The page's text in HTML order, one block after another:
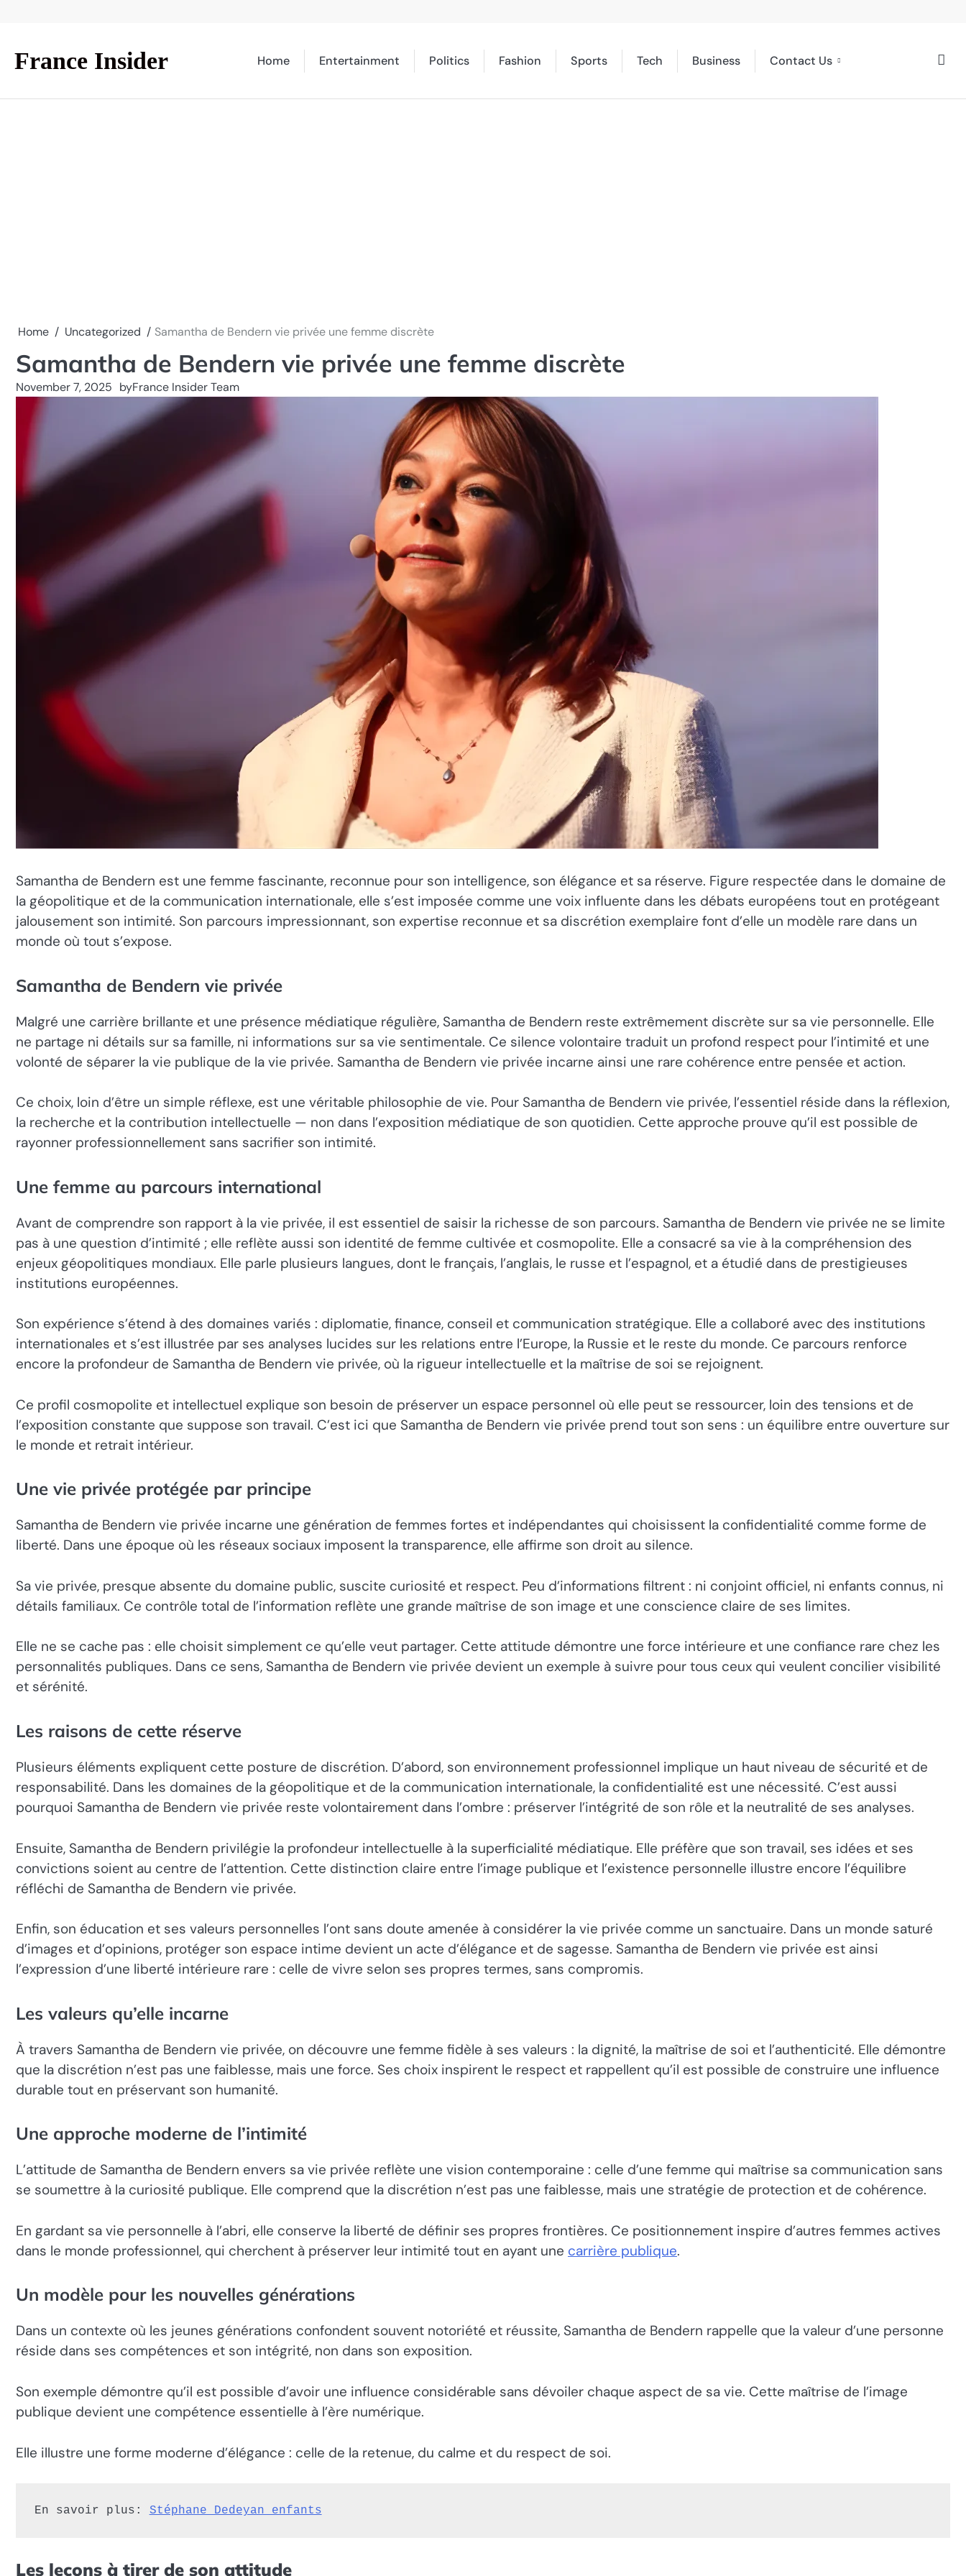
France Insider Home Entertainment Politics Fashion Sports Tech Business Contact Us
Home Uncategorized Samantha de Bendern vie privée une femme discrète
Samantha de Bendern vie privée une femme discrète
November 7, 2025 byFrance Insider Team
Samantha de Bendern est une femme fascinante, reconnue pour son intelligence, son élégance et sa réserve. Figure respectée dans le domaine de
la géopolitique et de la communication internationale, elle s’est imposée comme une voix influente dans les débats européens tout en protégeant
jalousement son intimité. Son parcours impressionnant, son expertise reconnue et sa discrétion exemplaire font d’elle un modèle rare dans un
monde où tout s’expose.
Samantha de Bendern vie privée
Malgré une carrière brillante et une présence médiatique régulière, Samantha de Bendern reste extrêmement discrète sur sa vie personnelle. Elle
ne partage ni détails sur sa famille, ni informations sur sa vie sentimentale. Ce silence volontaire traduit un profond respect pour l’intimité et une
volonté de séparer la vie publique de la vie privée. Samantha de Bendern vie privée incarne ainsi une rare cohérence entre pensée et action.
Ce choix, loin d’être un simple réflexe, est une véritable philosophie de vie. Pour Samantha de Bendern vie privée, l’essentiel réside dans la réflexion,
la recherche et la contribution intellectuelle — non dans l’exposition médiatique de son quotidien. Cette approche prouve qu’il est possible de
rayonner professionnellement sans sacrifier son intimité.
Une femme au parcours international
Avant de comprendre son rapport à la vie privée, il est essentiel de saisir la richesse de son parcours. Samantha de Bendern vie privée ne se limite
pas à une question d’intimité ; elle reflète aussi son identité de femme cultivée et cosmopolite. Elle a consacré sa vie à la compréhension des
enjeux géopolitiques mondiaux. Elle parle plusieurs langues, dont le français, l’anglais, le russe et l’espagnol, et a étudié dans de prestigieuses
institutions européennes.
Son expérience s’étend à des domaines variés : diplomatie, finance, conseil et communication stratégique. Elle a collaboré avec des institutions
internationales et s’est illustrée par ses analyses lucides sur les relations entre l’Europe, la Russie et le reste du monde. Ce parcours renforce
encore la profondeur de Samantha de Bendern vie privée, où la rigueur intellectuelle et la maîtrise de soi se rejoignent.
Ce profil cosmopolite et intellectuel explique son besoin de préserver un espace personnel où elle peut se ressourcer, loin des tensions et de
l’exposition constante que suppose son travail. C’est ici que Samantha de Bendern vie privée prend tout son sens : un équilibre entre ouverture sur
le monde et retrait intérieur.
Une vie privée protégée par principe
Samantha de Bendern vie privée incarne une génération de femmes fortes et indépendantes qui choisissent la confidentialité comme forme de
liberté. Dans une époque où les réseaux sociaux imposent la transparence, elle affirme son droit au silence.
Sa vie privée, presque absente du domaine public, suscite curiosité et respect. Peu d’informations filtrent : ni conjoint officiel, ni enfants connus, ni
détails familiaux. Ce contrôle total de l’information reflète une grande maîtrise de son image et une conscience claire de ses limites.
Elle ne se cache pas : elle choisit simplement ce qu’elle veut partager. Cette attitude démontre une force intérieure et une confiance rare chez les
personnalités publiques. Dans ce sens, Samantha de Bendern vie privée devient un exemple à suivre pour tous ceux qui veulent concilier visibilité
et sérénité.
Les raisons de cette réserve
Plusieurs éléments expliquent cette posture de discrétion. D’abord, son environnement professionnel implique un haut niveau de sécurité et de
responsabilité. Dans les domaines de la géopolitique et de la communication internationale, la confidentialité est une nécessité. C’est aussi
pourquoi Samantha de Bendern vie privée reste volontairement dans l’ombre : préserver l’intégrité de son rôle et la neutralité de ses analyses.
Ensuite, Samantha de Bendern privilégie la profondeur intellectuelle à la superficialité médiatique. Elle préfère que son travail, ses idées et ses
convictions soient au centre de l’attention. Cette distinction claire entre l’image publique et l’existence personnelle illustre encore l’équilibre
réfléchi de Samantha de Bendern vie privée.
Enfin, son éducation et ses valeurs personnelles l’ont sans doute amenée à considérer la vie privée comme un sanctuaire. Dans un monde saturé
d’images et d’opinions, protéger son espace intime devient un acte d’élégance et de sagesse. Samantha de Bendern vie privée est ainsi
l’expression d’une liberté intérieure rare : celle de vivre selon ses propres termes, sans compromis.
Les valeurs qu’elle incarne
À travers Samantha de Bendern vie privée, on découvre une femme fidèle à ses valeurs : la dignité, la maîtrise de soi et l’authenticité. Elle démontre
que la discrétion n’est pas une faiblesse, mais une force. Ses choix inspirent le respect et rappellent qu’il est possible de construire une influence
durable tout en préservant son humanité.
Une approche moderne de l’intimité
L’attitude de Samantha de Bendern envers sa vie privée reflète une vision contemporaine : celle d’une femme qui maîtrise sa communication sans
se soumettre à la curiosité publique. Elle comprend que la discrétion n’est pas une faiblesse, mais une stratégie de protection et de cohérence.
En gardant sa vie personnelle à l’abri, elle conserve la liberté de définir ses propres frontières. Ce positionnement inspire d’autres femmes actives
dans le monde professionnel, qui cherchent à préserver leur intimité tout en ayant une carrière publique.
Un modèle pour les nouvelles générations
Dans un contexte où les jeunes générations confondent souvent notoriété et réussite, Samantha de Bendern rappelle que la valeur d’une personne
réside dans ses compétences et son intégrité, non dans son exposition.
Son exemple démontre qu’il est possible d’avoir une influence considérable sans dévoiler chaque aspect de sa vie. Cette maîtrise de l’image
publique devient une compétence essentielle à l’ère numérique.
Elle illustre une forme moderne d’élégance : celle de la retenue, du calme et du respect de soi.
En savoir plus : Stéphane Dedeyan enfants
Les leçons à tirer de son attitude